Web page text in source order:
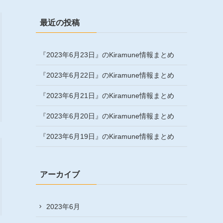
最近の投稿
『2023年6月23日』のKiramune情報まとめ
『2023年6月22日』のKiramune情報まとめ
『2023年6月21日』のKiramune情報まとめ
『2023年6月20日』のKiramune情報まとめ
『2023年6月19日』のKiramune情報まとめ
アーカイブ
2023年6月